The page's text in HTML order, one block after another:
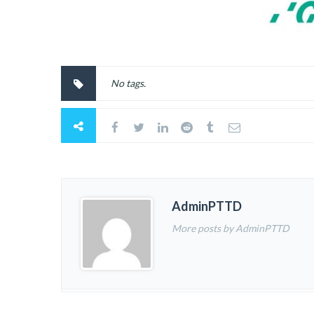
No tags.
AdminPTTD
More posts by AdminPTTD